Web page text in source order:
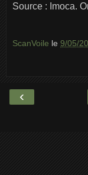
Source : Imoca.
ScanVoile le 9/05/
‹